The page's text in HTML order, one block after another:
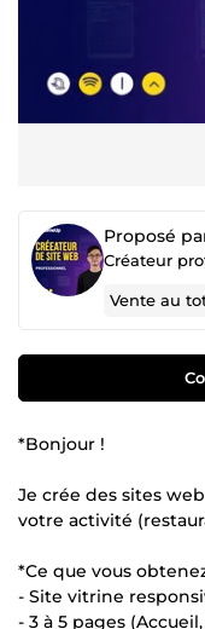
Proposé
Créateur
Vente au
*Bonjour !
Je crée des sites
votre activité
*Ce que vous
- Site vitrine
- 3 à 5 pages